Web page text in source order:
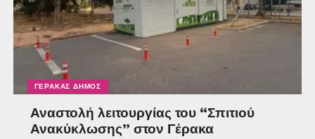
ΓΈΡΑΚΑΣ ΔΉΜΟΣ
Αναστολή λειτουργίας του “Σπιτιού
Ανακύκλωσης” στον Γέρακα